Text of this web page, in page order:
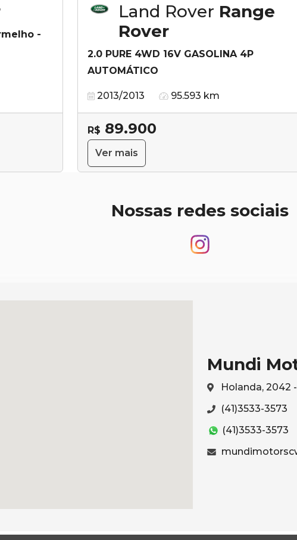
-
Land Rover Range
Rover
2.0 PURE 4WD 16V GASOLINA 4P
AUTOMÁTICO
2013/2013 95.593 km
R$ 89.900
Ver mais
Nossas redes sociais
Mundi
Holanda, 2042
(41)3533-3573
(41)3533-3573